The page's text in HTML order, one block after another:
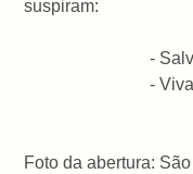
suspiram:
- Salve a
- Viva o
Foto da abertura: